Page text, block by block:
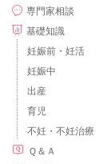
専門家相談
基礎知識
妊娠前・妊活
妊娠中
出産
育児
不妊・不妊治療
Ｑ＆Ａ